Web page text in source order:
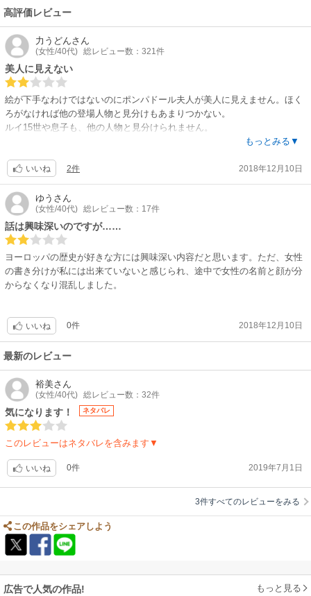
高評価レビュー
力うどんさん
(女性/40代) 総レビュー数：321件
美人に見えない
絵が下手なわけではないのにポンパドール夫人が美人に見えません。ほく
ろがなければ他の登場人物と見分けもあまりつかない。
ルイ15世や息子も、他の人物と見分けられません。
もっとみる▼
いいね 2件 2018年12月10日
ゆう さん
(女性/40代) 総レビュー数：17件
話は興味深いのですが……
ヨーロッパの歴史が好きな方には興味深い内容だと思います。ただ、女性
の書き分けが私には出来ていないと感じられ、途中で女性の名前と顔が分
からなくなり混乱しました。
いいね 0件 2018年12月10日
最新のレビュー
裕美さん
(女性/40代) 総レビュー数：32件
気になります！ ネタバレ
このレビューはネタバレを含みます▼
いいね 0件 2019年7月1日
3件すべてのレビューをみる
この作品をシェアしよう
広告で人気の作品! もっと見る